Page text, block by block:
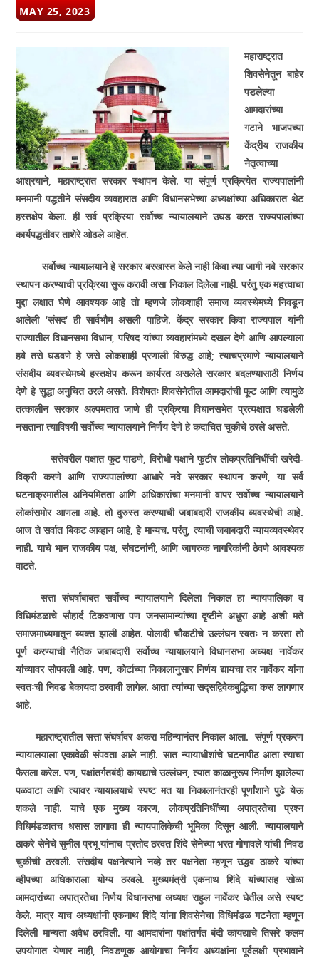
POST
PUBLISHED:
MAY 25, 2023
महाराष्ट्रात
शिवसेनेतून बाहेर
पडलेल्या
आमदारांच्या
गटाने भाजपच्या
केंद्रीय राजकीय
नेतृत्वाच्या
आश्रयाने,महाराष्ट्रात सरकार स्थापन केले. या संपूर्ण प्रक्रियेत राज्यपालांनी
मनमानी पद्धतीने संसदीय व्यवहारात आणि विधानसभेच्या अध्यक्षांच्या अधिकारात थेट
हस्तक्षेप केला. ही सर्व प्रक्रिया सर्वोच्च न्यायालयाने उघड करत राज्यपालांच्या
कार्यपद्धतीवर ताशेरे ओढले आहेत.
सर्वोच्च न्यायालयाने हे सरकार बरखास्त केले नाही किवा त्या जागी नवे सरकार
स्थापन करण्याची प्रक्रिया सुरू करावी असा निकाल दिलेला नाही. परंतु एक महत्त्वाचा
मुद्दा लक्षात घेणे आवश्यक आहे तो म्हणजे लोकशाही समाज व्यवस्थेमध्ये निवडून
आलेली ‘संसद‘ही सार्वभौम असली पाहिजे. केंद्र सरकार किवा राज्यपाल यांनी
राज्यातील विधानसभा विधान,परिषद यांच्या व्यवहारांमध्ये दखल देणे आणि आपल्याला
हवे तसे घडवणे हे जसे लोकशाही प्रणाली विरुद्ध आहे;त्याचप्रमाणे न्यायालयाने
संसदीय व्यवस्थेमध्ये हस्तक्षेप करून कार्यरत असलेले सरकार बदलण्यासाठी निर्णय
देणे हे सुद्धा अनुचित ठरले असते. विशेषतः शिवसेनेतील आमदारांची फूट आणि त्यामुळे
तत्कालीन सरकार अल्पमतात जाणे ही प्रक्रिया विधानसभेत प्रत्यक्षात घडलेली
नसताना त्याविषयी सर्वोच्च न्यायालयाने निर्णय देणे हे कदाचित चुकीचे ठरले असते.
सत्तेवरील पक्षात फूट पाडणे,विरोधी पक्षाने फुटीर लोकप्रतिनिधींची खरेदी-
विक्री करणे आणि राज्यपालांच्या आधारे नवे सरकार स्थापन करणे,या सर्व
घटनाक्रमातील अनियमितता आणि अधिकारांचा मनमानी वापर सर्वोच्च न्यायालयाने
लोकांसमोर आणला आहे. तो दुरुस्त करण्याची जबाबदारी राजकीय व्यवस्थेची आहे.
आज ते सर्वात बिकट आव्हान आहे,हे मान्यच. परंतु,त्याची जबाबदारी न्यायव्यवस्थेवर
नाही. याचे भान राजकीय पक्ष,संघटनांनी,आणि जागरुक नागरिकांनी ठेवणे आवश्यक
वाटते.
सत्ता संघर्षाबाबत सर्वोच्च न्यायालयाने दिलेला निकाल हा न्यायपालिका व
विधिमंडळाचे सौहार्द टिकवणारा पण जनसामान्यांच्या दृष्टीने अधुरा आहे अशी मते
समाजमाध्यमातून व्यक्त झाली आहेत. पोलादी चौकटीचे उल्लंघन स्वतः न करता तो
पूर्ण करण्याची नैतिक जबाबदारी सर्वोच्च न्यायालयानेविधानसभा अध्यक्ष नार्वेकर
यांच्यावर सोपवली आहे. पण,कोर्टाच्या निकालानुसार निर्णय द्यायचा तर नार्वेकर यांना
स्वतःची निवड बेकायदा ठरवावी लागेल. आता त्यांच्या सद्सद्विवेकबुद्धिचा कस लागणार
आहे.
महाराष्ट्रातील सत्ता संघर्षावर अकरा महिन्यानंतर निकाल आला. संपूर्ण प्रकरण
न्यायालयाला एकावेळी संपवता आले नाही. सात न्यायाधीशांचे घटनापीठ आता त्याचा
फैसला करेल. पण,पक्षांतर्गतबंदी कायद्याचे उल्लंघन,त्यात काळानुरूप निर्माण झालेल्या
पळवाटा आणि त्यावर न्यायालयाचे स्पष्ट मत या निकालानंतरही पूर्णांशाने पुढे येऊ
शकले नाही. याचे एक मुख्य कारण,लोकप्रतिनिधींच्या अपात्रतेचा प्रश्न
विधिमंडळातच धसास लागावा ही न्यायपालिकेची भूमिका दिसून आली. न्यायालयाने
ठाकरे सेनेचे सुनील प्रभू यांनाच प्रतोद ठरवत शिंदे सेनेच्या भरत गोगावले यांची निवड
चुकीची ठरवली. संसदीय पक्षनेत्याने नव्हे तर पक्षनेता म्हणून उद्धव ठाकरे यांच्या
व्हीपच्या अधिकाराला योग्य ठरवले. मुख्यमंत्री एकनाथ शिंदे यांच्यासह सोळा
आमदारांच्या अपात्रतेचा निर्णय विधानसभा अध्यक्ष राहुल नार्वेकर घेतील असे स्पष्ट
केले. मात्र याच अध्यक्षांनी एकनाथ शिंदे यांना शिवसेनेचा विधिमंडळ गटनेता म्हणून
दिलेली मान्यता अवैध ठरविली. या आमदारांना पक्षांतर्गत बंदी कायद्याचे तिसरे कलम
उपयोगात येणार नाही,निवडणूक आयोगाचा निर्णय अध्यक्षांना पूर्वलक्षी प्रभावाने